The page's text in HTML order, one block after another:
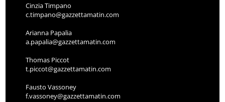
Cinzia Timpano
c.timpano@gazzettamatin.com
Arianna Papalia
a.papalia@gazzettamatin.com
Thomas Piccot
t.piccot@gazzettamatin.com
Fausto Vassoney
f.vassoney@gazzettamatin.com